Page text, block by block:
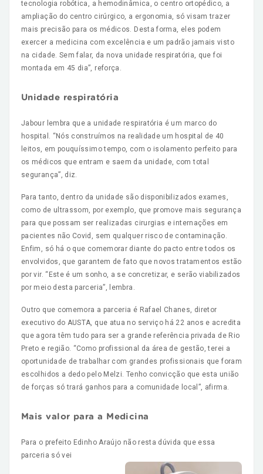
tecnologia robótica, a hemodinâmica, o centro ortopédico, a
ampliação do centro cirúrgico, a ergonomia, só visam trazer
mais precisão para os médicos. Desta forma, eles podem
exercer a medicina com excelência e um padrão jamais visto
na cidade. Sem falar, da nova unidade respiratória, que foi
montada em 45 dia”, reforça.
Unidade respiratória
Jabour lembra que a unidade respiratória é um marco do
hospital. “Nós construímos na realidade um hospital de 40
leitos, em pouquíssimo tempo, com o isolamento perfeito para
os médicos que entram e saem da unidade, com total
segurança”, diz.
Para tanto, dentro da unidade são disponibilizados exames,
como de ultrassom, por exemplo, que promove mais segurança
para que possam ser realizadas cirurgias e internações em
pacientes não Covid, sem qualquer risco de contaminação.
Enfim, só há o que comemorar diante do pacto entre todos os
envolvidos, que garantem de fato que novos tratamentos estão
por vir. “Este é um sonho, a se concretizar, e serão viabilizados
por meio desta parceria”, lembra.
Outro que comemora a parceria é Rafael Chanes, diretor
executivo do AUSTA, que atua no serviço há 22 anos e acredita
que agora têm tudo para ser a grande referência privada de Rio
Preto e região. “Como profissional da área de gestão, terei a
oportunidade de trabalhar com grandes profissionais que foram
escolhidos a dedo pelo Melzi. Tenho convicção que esta união
de forças só trará ganhos para a comunidade local”, afirma.
Mais valor para a Medicina
Para o prefeito Edinho Araújo não resta dúvida que essa
parceria só vei